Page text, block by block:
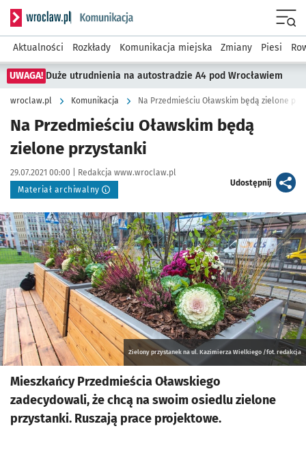
Serwis informacyjny wroclaw.pl podserwis: Komunikacja
Aktualności Rozkłady Komunikacja miejska Zmiany Piesi
UWAGA! Duże utrudnienia na autostradzie A4 pod Wrocławiem
wroclaw.pl Komunikacja Na Przedmieściu Oławskim będą zielone
Na Przedmieściu Oławskim będą
zielone przystanki
Data publikacji:
29.07.2021 00:00 | Autor:
Redakcja www.wroclaw.pl
Materiał archiwalny
Udostępnijartykuł
Kliknij, aby powiększyć
Zielony przystanek na ul. Kazimierza Wielkiego /fot. redakcja
Mieszkańcy Przedmieścia Oławskiego
zadecydowali, że chcą na swoim osiedlu zielone
przystanki. Ruszają prace projektowe.